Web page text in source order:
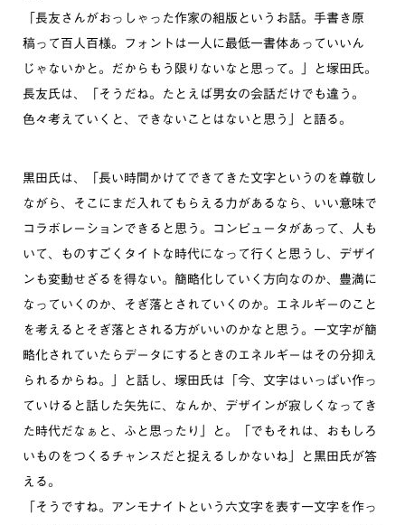
「長友さんがおっしゃった作家の組版というお話。手書き原
稿って百人百様。フォントは一人に最低一書体あっていいん
じゃないかと。だからもう限りないなと思って。」と塚田氏。
長友氏は、「そうだね。たとえば男女の会話だけでも違う。
色々考えていくと、できないことはないと思う」と語る。
黒田氏は、「長い時間かけてできてきた文字というのを尊敬し
ながら、そこにまだ入れてもらえる力があるなら、いい意味で
コラボレーションできると思う。コンピュータがあって、人も
いて、ものすごくタイトな時代になって行くと思うし、デザイ
ンも変動せざるを得ない。簡略化していく方向なのか、豊満に
なっていくのか、そぎ落とされていくのか。エネルギーのこと
を考えるとそぎ落とされる方がいいのかなと思う。一文字が簡
略化されていたらデータにするときのエネルギーはその分抑え
られるからね。」と話し、塚田氏は「今、文字はいっぱい作っ
ていけると話した矢先に、なんか、デザインが寂しくなってき
た時代だなぁと、ふと思ったり」と。「でもそれは、おもしろ
いものをつくるチャンスだと捉えるしかないね」と黒田氏が答
える。
「そうですね。アンモナイトという六文字を表す一文字を作っ